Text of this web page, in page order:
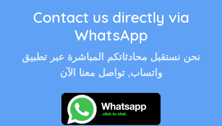
Contact us directly via
WhatsApp
نحن نستقبل محادثاتكم المباشرة عبر تطبيق
واتساب, تواصل معنا الآن